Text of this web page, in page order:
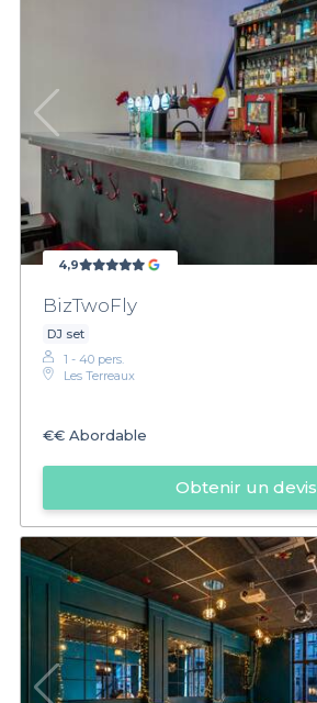
4,9
BizTwoFly
DJ set
1 - 40 pers.
Les Terreaux
€€ Abordable
Obtenir un devis